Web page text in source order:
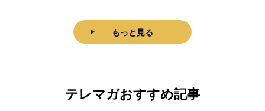
もっと見る
テレマガおすすめ記事